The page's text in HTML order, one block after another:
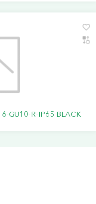
GU10-R-IP65 BLACK